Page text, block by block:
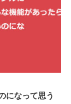
になって思う